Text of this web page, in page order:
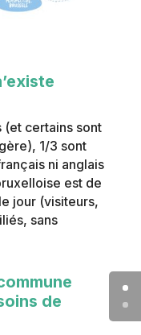
certains sont
1/3 sont
ni anglais
est de
jour (visiteurs,
sans
de